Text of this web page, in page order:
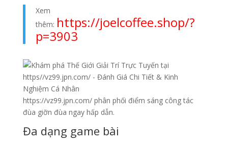
Xem
thêm: https://joelcoffee.shop/?
p=3903
https://vz99.jpn.com/ phân phối điểm sáng công tác
đùa giỡn đùa ngay hấp dẫn.
Đa dạng game bài